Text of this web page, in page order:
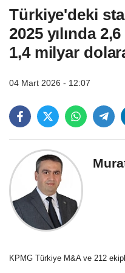
Türkiye'deki
2025 yılında
1,4 milyar
04 Mart 2026 - 12:07
KPMG Türkiye M&A ve 212